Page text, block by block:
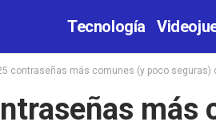
Tecnología
contraseñas más comunes (y poco seguras)
más